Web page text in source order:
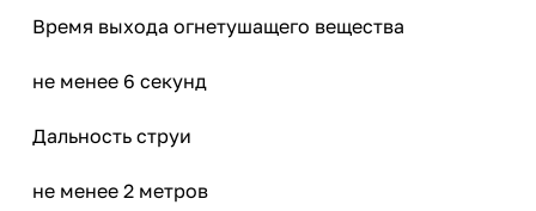
Время выхода огнетушащего вещества
не менее 6 секунд
Дальность струи
не менее 2 метров